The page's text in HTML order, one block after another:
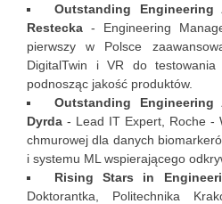
Outstanding Engineering
Restecka - Engineering
pierwszy w Polsce
DigitalTwin i VR do
podnosząc jakość produktów.
Outstanding Engineering
Dyrda - Lead IT Expert, Roche -
chmurowej dla danych
i systemu ML wspierającego
Rising Stars in
Doktorantka, Politechnika